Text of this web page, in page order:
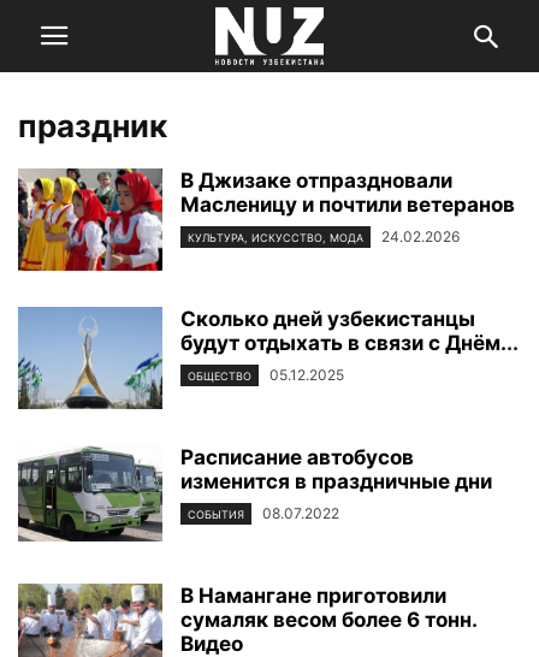
праздник
В Джизаке отпраздновали
Масленицу и почтили ветеранов
КУЛЬТУРА, ИСКУССТВО, МОДА 24.02.2026
Cколько дней узбекистанцы
будут отдыхать в связи с Днём...
ОБЩЕСТВО 05.12.2025
Расписание автобусов
изменится в праздничные дни
СОБЫТИЯ 08.07.2022
В Намангане приготовили
сумаляк весом более 6 тонн.
Видео